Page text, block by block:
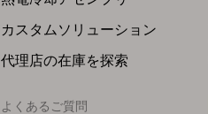
カスタムソリューション
代理店の在庫を探索
よくあるご質問